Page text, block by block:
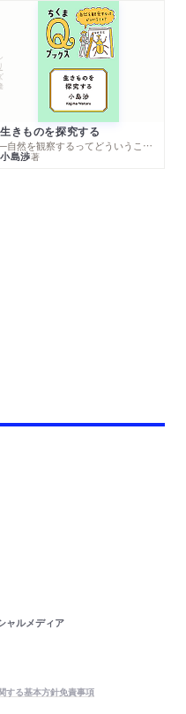
集
生きものを探究する
─自然を観察するってどういうこと？
小島渉著
ャルメディア
する基本方針免責事項